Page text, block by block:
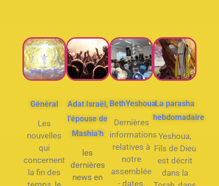
Général
Les
nouvelles
qui
concernent
la fin des
Adat Israël,
l'épouse de
Mashia'h
les
dernières
news en
BethYeshoua
Dernières
informations
relatives à
notre
assemblée
- dates,
La parasha
hebdomadaire
Yeshoua,
Fils de Dieu
est décrit
dans la